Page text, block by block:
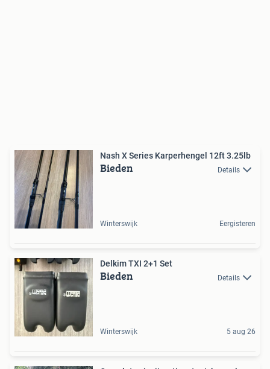
Nash X Series Karperhengel 12ft 3.25lb
Bieden Details
Winterswijk Eergisteren
Delkim TXI 2+1 Set
Bieden Details
Winterswijk 5 aug 26